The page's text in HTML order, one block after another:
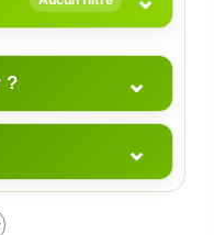
? ⌄
⌄